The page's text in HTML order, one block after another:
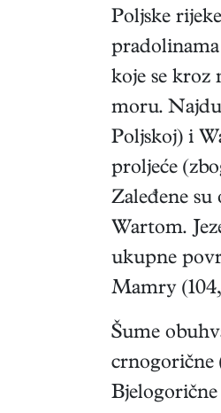
Poljske
koje se kroz
moru.
Poljskoj) i
proljeće
Zaleđene
Wartom.
ukupne
Mamry
Šume
crnogorične